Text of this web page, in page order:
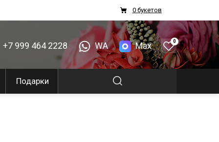
0 букетов
+7 999 464 2228 WA Max 0
Подарки